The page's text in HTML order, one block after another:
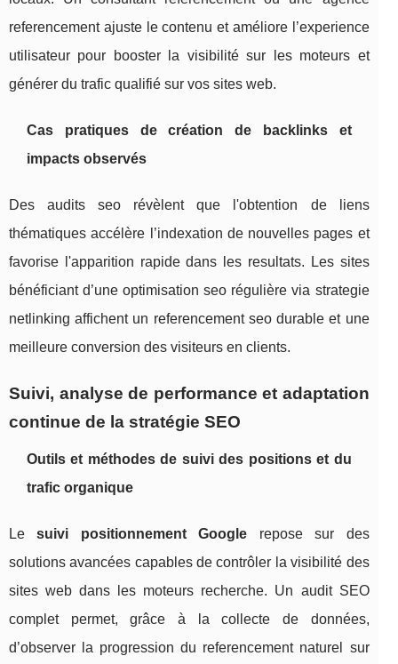
referencement ajuste le contenu et améliore l’experience
utilisateur pour booster la visibilité sur les moteurs et
générer du trafic qualifié sur vos sites web.
Cas pratiques de création de backlinks et
impacts observés
Des audits seo révèlent que l'obtention de liens
thématiques accélère l’indexation de nouvelles pages et
favorise l'apparition rapide dans les resultats. Les sites
bénéficiant d’une optimisation seo régulière via strategie
netlinking affichent un referencement seo durable et une
meilleure conversion des visiteurs en clients.
Suivi, analyse de performance et adaptation
continue de la stratégie SEO
Outils et méthodes de suivi des positions et du
trafic organique
Lesuivi positionnement Google repose sur des
solutions avancées capables de contrôler la visibilité des
sites web dans les moteurs recherche. Un audit SEO
complet permet, grâce à la collecte de données,
d’observer la progression du referencement naturel sur